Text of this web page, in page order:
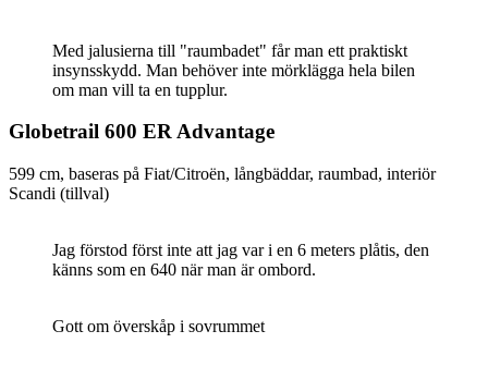
Med jalusierna till "raumbadet" får man ett praktiskt
insynsskydd. Man behöver inte mörklägga hela bilen
om man vill ta en tupplur.
Globetrail 600 ER Advantage
599 cm, baseras på Fiat/Citroën, långbäddar, raumbad, interiör
Scandi (tillval)
Jag förstod först inte att jag var i en 6 meters plåtis, den
känns som en 640 när man är ombord.
Gott om överskåp i sovrummet